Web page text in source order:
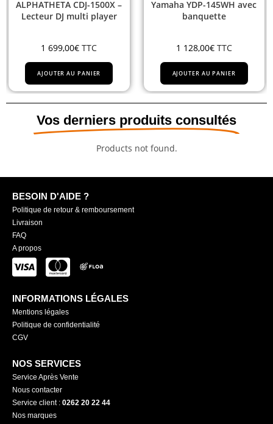
ALPHATHETA CDJ-1500X –
Lecteur DJ multi player
1 699,00€ TTC
AJOUTER AU PANIER
Yamaha YDP-145WH avec
banquette
1 128,00€ TTC
AJOUTER AU PANIER
Vos derniers produits consultés
Products not found.
BESOIN D'AIDE ?
Politique de retour & remboursement
Livraison
FAQ
A propos
INFORMATIONS LÉGALES
Mentions légales
Politique de confidentialité
CGV
NOS SERVICES
Service Après Vente
Nous contacter
Service client : 0262 20 22 44
Nos marques